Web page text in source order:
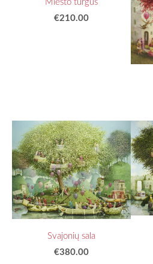
€210.00
Svajonių sala
€380.00